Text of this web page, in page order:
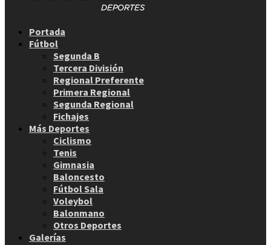
Portada
Fútbol
Segunda B
Tercera División
Regional Preferente
Primera Regional
Segunda Regional
Fichajes
Más Deportes
Ciclismo
Tenis
Gimnasia
Baloncesto
Fútbol Sala
Voleybol
Balonmano
Otros Deportes
Galerías